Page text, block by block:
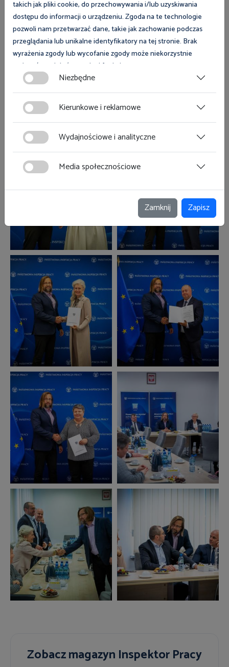
Zobacz magazyn Inspektor Pracy
takich jak pliki cookie, do przechowywania i/lub uzyskiwania
dostępu do informacji o urządzeniu. Zgoda na te technologie
pozwoli nam przetwarzać dane, takie jak zachowanie podczas
przeglądania lub unikalne identyfikatory na tej stronie. Brak
wyrażenia zgody lub wycofanie zgody może niekorzystnie
wpłynąć na niektóre cechy i funkcje.
Zgoda na pliki cookies jest dobrowolna i można ją wycofać lub
zmodyfikować w dowolnym momencie klikając w przycisk
ciasteczka w lewym dolnym rogu strony. Więcej informacji
znajdziesz w
Niezbędne
Kierunkowe i reklamowe
Wydajnościowe i analityczne
Media społecznościowe
Zamknij Zapisz